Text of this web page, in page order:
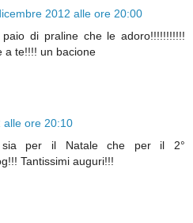
2012 alle ore 20:00
di praline che le adoro!!!!!!!!!!!
a te!!!! un bacione
alle ore 20:10
sia per il Natale che per il 2°
Tantissimi auguri!!!